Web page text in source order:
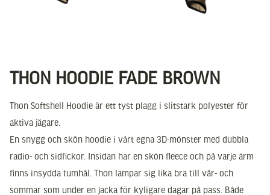
THON HOODIE FADE BROWN
Thon Softshell Hoodie är ett tyst plagg i slitstark polyester för
aktiva jägare.
En snygg och skön hoodie i vårt egna 3D-mönster med dubbla
radio- och sidfickor. Insidan har en skön fleece och på varje ärm
finns insydda tumhål. Thon lämpar sig lika bra till vår- och
sommar som under en jacka för kyligare dagar på pass. Både